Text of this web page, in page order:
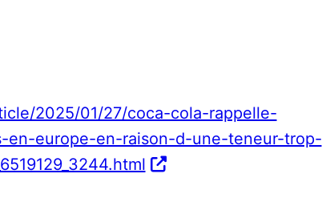
2025/01/27/coca-cola-rappelle-
en-europe-en-raison-d-une-teneur-trop-